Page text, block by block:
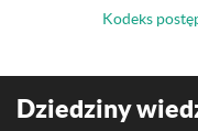
Kodeks
Dziedziny